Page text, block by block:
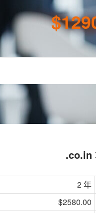
.co.in
2 年
$2580.00